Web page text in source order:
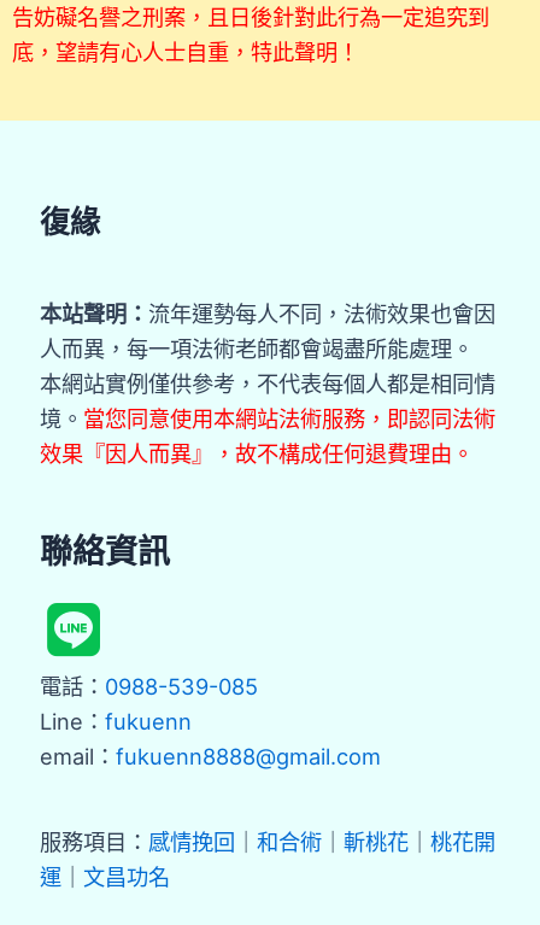
告妨礙名譽之刑案，且日後針對此行為一定追究到
底，望請有心人士自重，特此聲明！
復緣
本站聲明： 流年運勢每人不同，法術效果也會因
人而異，每一項法術老師都會竭盡所能處理。
本網站實例僅供參考，不代表每個人都是相同情
境。 當您同意使用本網站法術服務，即認同法術
效果『因人而異』，故不構成任何退費理由。
聯絡資訊
電話： 0988-539-085
Line： fukuenn
email： fukuenn8888@gmail.com
服務項目： 感情挽回 和合術 斬桃花
桃花開
運
文昌功名